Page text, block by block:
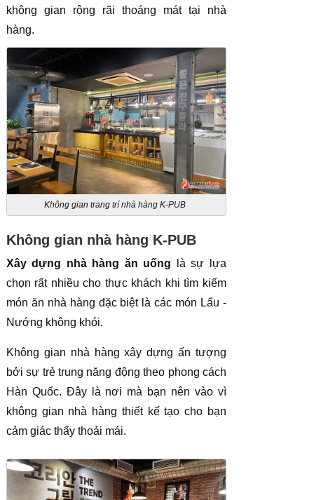
không gian rộng rãi thoáng mát tại nhà
hàng.
Không gian trang trí nhà hàng K-PUB
Không gian nhà hàng K-PUB
Xây dựng nhà hàng ăn uống
là sự lựa
chọn rất nhiều cho thực khách khi tìm kiếm
món ăn nhà hàng đặc biệt là các món Lẩu -
Nướng không khói.
Không gian nhà hàng xây dựng ấn tượng
bởi sự trẻ trung năng động theo phong cách
Hàn Quốc. Đây là nơi mà bạn nên vào vì
không gian nhà hàng thiết kế tạo cho bạn
cảm giác thấy thoải mái.